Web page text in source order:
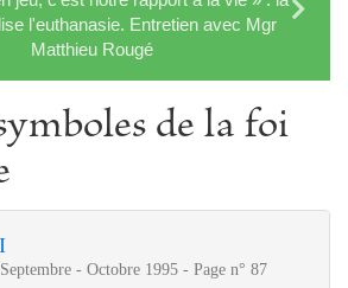
l'euthanasie. Entretien avec Mgr
Matthieu Rougé
de la foi
- Octobre 1995 - Page n° 87